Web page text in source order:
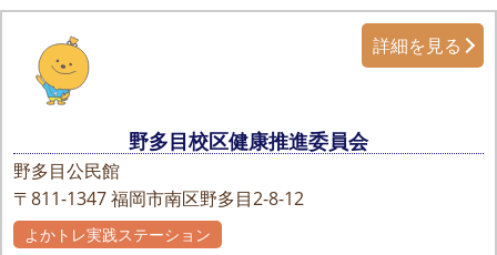
野多目校区健康推進委員会
野多目公民館
〒811-1347福岡市南区野多目2-8-12
詳細を見る
よかトレ実践ステーション